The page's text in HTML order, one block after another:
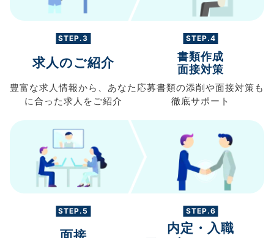
STEP.3
求人のご紹介
豊富な求人情報から、 あなた
に合った求人を ご紹介
STEP.4
書類作成
面接対策
応募書類の添削や面接対策も
徹底サポート
STEP.5 STEP.6
内定・入職